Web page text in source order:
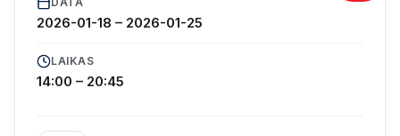
ARKLIO DOMINYKO KELIONĖ Į ŽVAIGŽDES
2026-01-18 – 2026-01-25
LAIKAS
14:00 – 20:45